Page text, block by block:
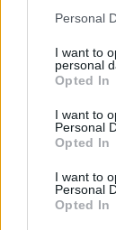
Personal
I want to
personal
Opted In
I want to
Personal
Opted In
I want to
Personal
Opted In
Tento
fotografií.